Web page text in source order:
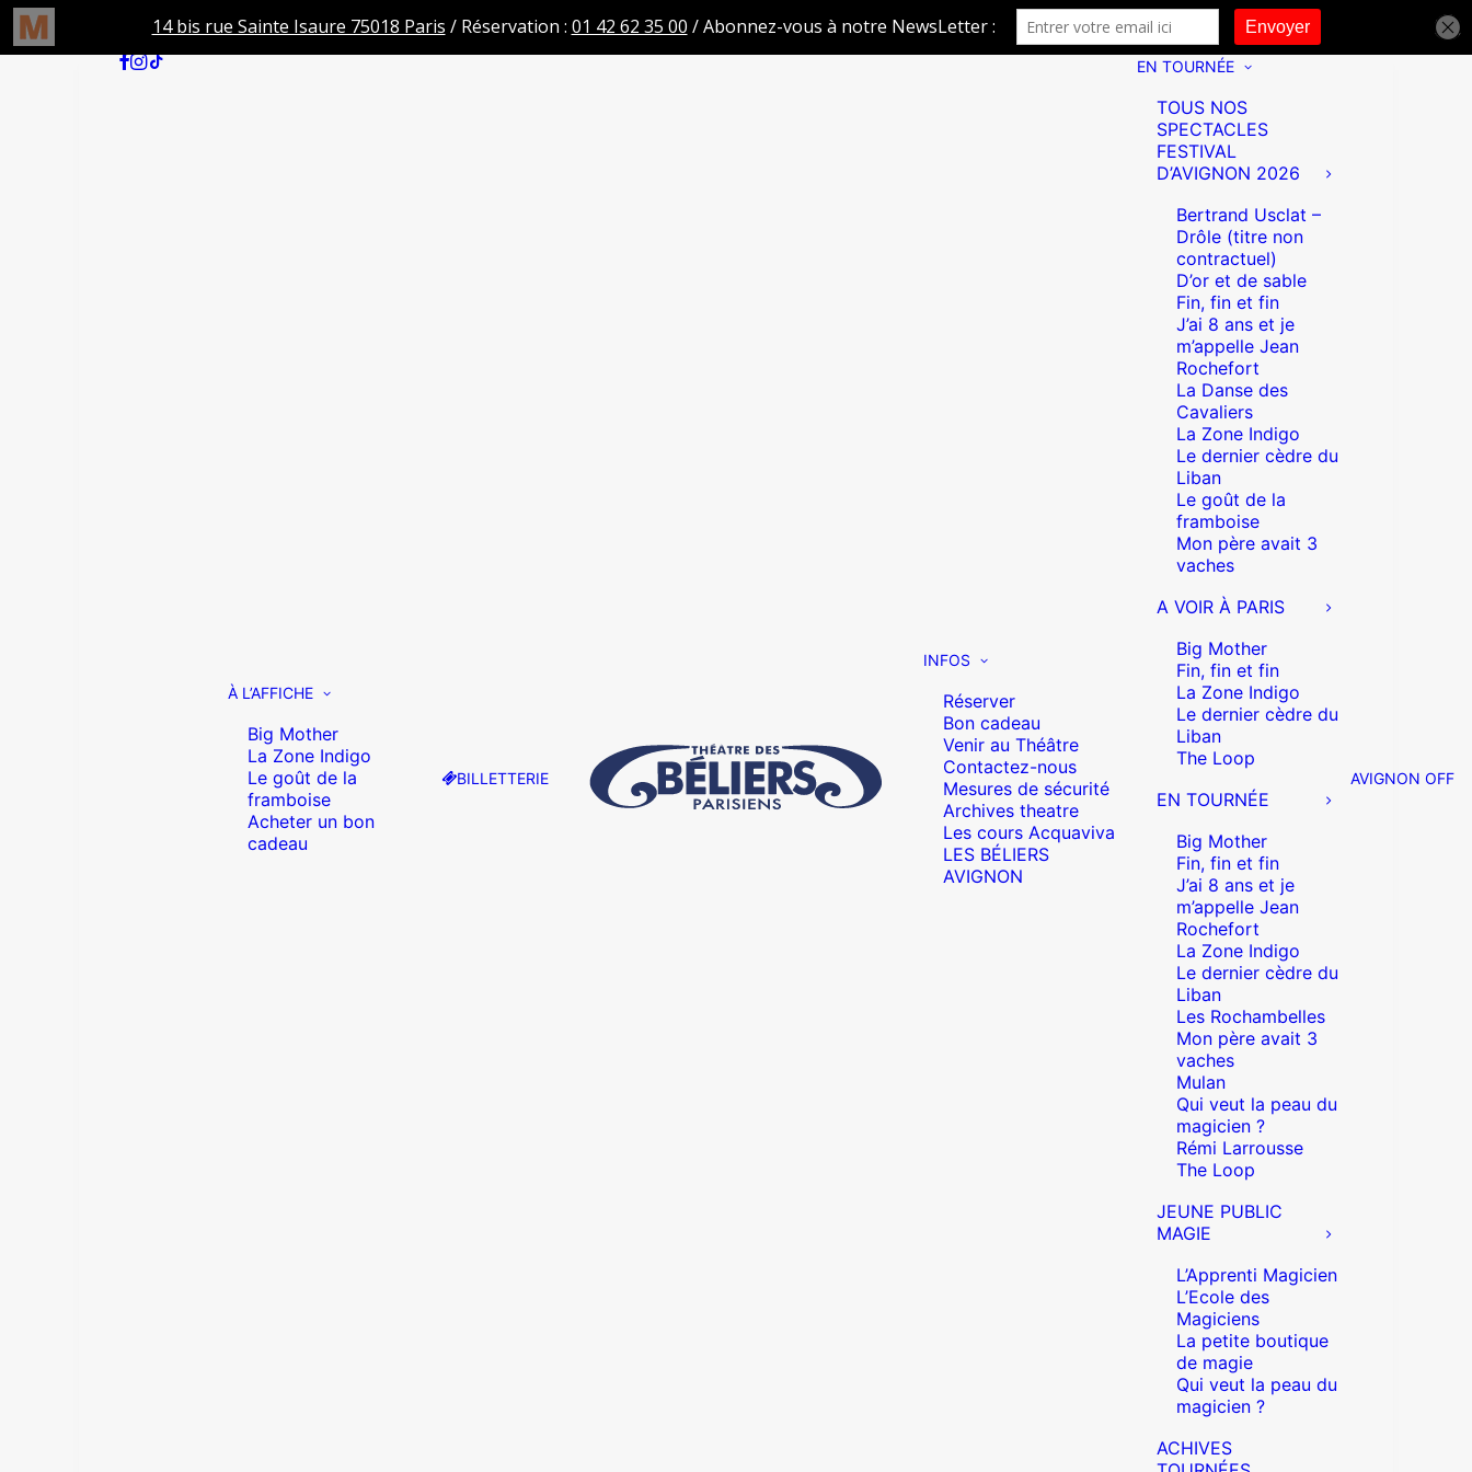
À L’AFFICHE
Big Mother
La Zone Indigo
Le goût de la
framboise
Acheter un bon
cadeau
BILLETTERIE
INFOS
Réserver
Bon cadeau
Venir au Théâtre
Contactez-nous
Mesures de sécurité
Archives theatre
Les cours Acquaviva
LES BÉLIERS
AVIGNON
EN TOURNÉE
TOUS NOS
SPECTACLES
FESTIVAL
D’AVIGNON 2026
Bertrand Usclat –
Drôle (titre non
contractuel)
D’or et de sable
Fin, fin et fin
J’ai 8 ans et je
m’appelle Jean
Rochefort
La Danse des
Cavaliers
La Zone Indigo
Le dernier cèdre du
Liban
Le goût de la
framboise
Mon père avait 3
vaches
A VOIR À PARIS
Big Mother
Fin, fin et fin
La Zone Indigo
Le dernier cèdre du
Liban
The Loop
EN TOURNÉE
Big Mother
Fin, fin et fin
J’ai 8 ans et je
m’appelle Jean
Rochefort
La Zone Indigo
Le dernier cèdre du
Liban
Les Rochambelles
Mon père avait 3
vaches
Mulan
Qui veut la peau du
magicien ?
Rémi Larrousse
The Loop
JEUNE PUBLIC
MAGIE
L’Apprenti Magicien
L’Ecole des
Magiciens
La petite boutique
de magie
Qui veut la peau du
magicien ?
ACHIVES
AVIGNON OFF